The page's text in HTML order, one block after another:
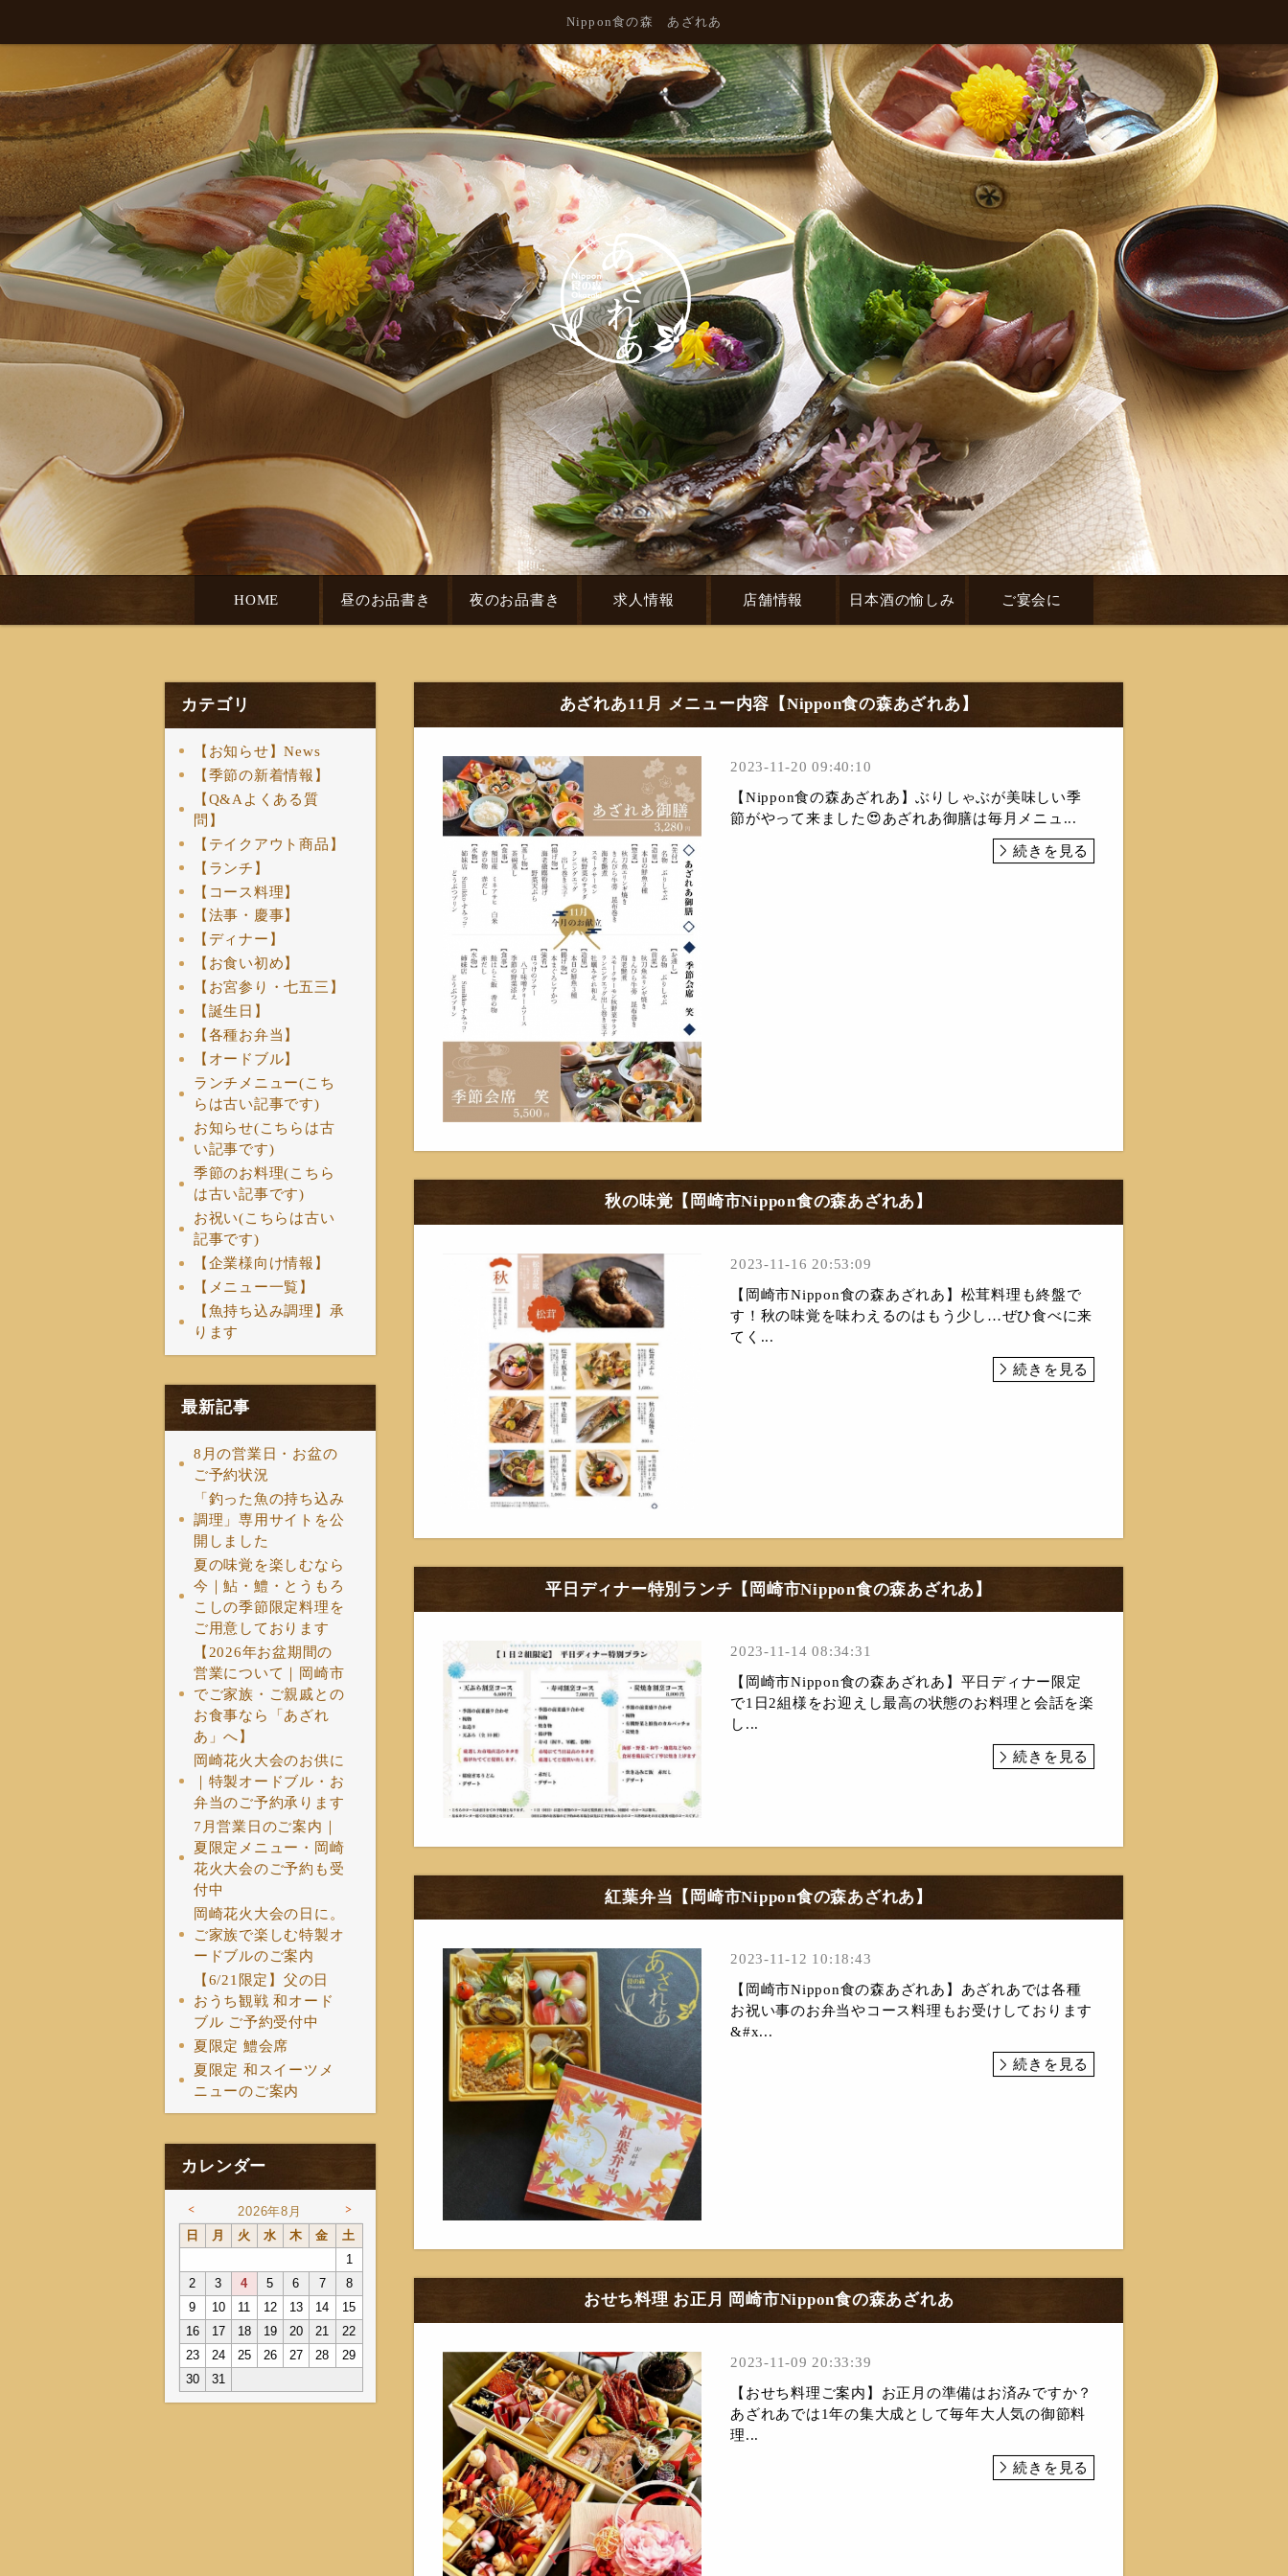
Nippon食の森 あざれあ
HOME 昼のお品書き 夜のお品書き 求人情報 店舗情報 日本酒の愉しみ ご宴会に
カテゴリ
【お知らせ】News
【季節の新着情報】
【Q&Aよくある質
問】
【テイクアウト商品】
【ランチ】
【コース料理】
【法事・慶事】
【ディナー】
【お食い初め】
【お宮参り・七五三】
【誕生日】
【各種お弁当】
【オードブル】
ランチメニュー(こち
らは古い記事です)
お知らせ(こちらは古
い記事です)
季節のお料理(こちら
は古い記事です)
お祝い(こちらは古い
記事です)
【企業様向け情報】
【メニュー一覧】
【魚持ち込み調理】承
ります
最新記事
8月の営業日・お盆の
ご予約状況
「釣った魚の持ち込み
調理」専用サイトを公
開しました
夏の味覚を楽しむなら
今｜鮎・鱧・とうもろ
こしの季節限定料理を
ご用意しております
【2026年お盆期間の
営業について｜岡崎市
でご家族・ご親戚との
お食事なら「あざれ
あ」へ】
岡崎花火大会のお供に
｜特製オードブル・お
弁当のご予約承ります
7月営業日のご案内｜
夏限定メニュー・岡崎
花火大会のご予約も受
付中
岡崎花火大会の日に。
ご家族で楽しむ特製オ
ードブルのご案内
【6/21限定】父の日
おうち観戦 和オード
ブル ご予約受付中
夏限定 鱧会席
夏限定 和スイーツメ
ニューのご案内
カレンダー
< 2026年8月 >
日 月 火 水 木 金
土
1
2
3 4 5 6 7
8
9
10 11 12 13 14
15
16
17 18 19 20 21
22
23
24 25 26 27 28
29
30
31
あざれあ11月 メニュー内容【Nippon食の森あざれあ】
2023-11-20 09:40:10
【Nippon食の森あざれあ】ぶりしゃぶが美味しい季
節がやって来ました😍あざれあ御膳は毎月メニュ...
続きを見る
秋の味覚【岡崎市Nippon食の森あざれあ】
2023-11-16 20:53:09
【岡崎市Nippon食の森あざれあ】松茸料理も終盤で
す！秋の味覚を味わえるのはもう少し…ぜひ食べに来
てく...
続きを見る
平日ディナー特別ランチ【岡崎市Nippon食の森あざれあ】
2023-11-14 08:34:31
【岡崎市Nippon食の森あざれあ】平日ディナー限定
で1日2組様をお迎えし最高の状態のお料理と会話を楽
し...
続きを見る
紅葉弁当【岡崎市Nippon食の森あざれあ】
2023-11-12 10:18:43
【岡崎市Nippon食の森あざれあ】あざれあでは各種
お祝い事のお弁当やコース料理もお受けしております
&#x...
続きを見る
おせち料理 お正月 岡崎市Nippon食の森あざれあ
2023-11-09 20:33:39
【おせち料理ご案内】お正月の準備はお済みですか？
あざれあでは1年の集大成として毎年大人気の御節料
理...
続きを見る